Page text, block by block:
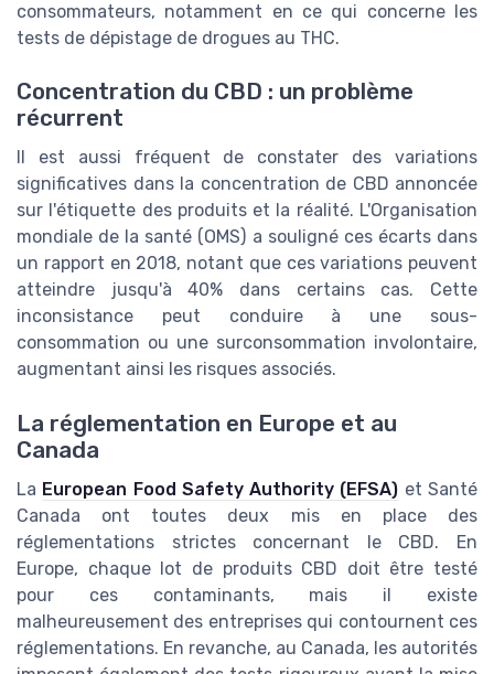
consommateurs, notamment en ce qui concerne les
tests de dépistage de drogues au THC.
Concentration du CBD : un problème
récurrent
Il est aussi fréquent de constater des variations
significatives dans la concentration de CBD annoncée
sur l'étiquette des produits et la réalité. L'Organisation
mondiale de la santé (OMS) a souligné ces écarts dans
un rapport en 2018, notant que ces variations peuvent
atteindre jusqu'à 40% dans certains cas. Cette
inconsistance peut conduire à une sous-
consommation ou une surconsommation involontaire,
augmentant ainsi les risques associés.
La réglementation en Europe et au
Canada
La European Food Safety Authority (EFSA) et Santé
Canada ont toutes deux mis en place des
réglementations strictes concernant le CBD. En
Europe, chaque lot de produits CBD doit être testé
pour ces contaminants, mais il existe
malheureusement des entreprises qui contournent ces
réglementations. En revanche, au Canada, les autorités